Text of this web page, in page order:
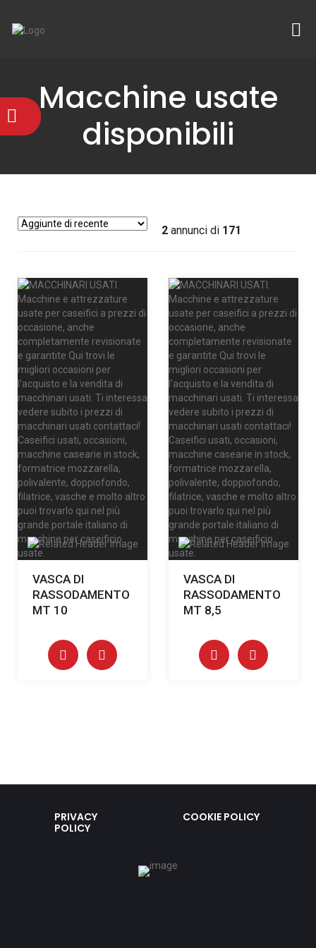
Macchine usate
disponibili
2 annunci di 171
VASCA DI
RASSODAMENTO
MT 10
VASCA DI
RASSODAMENTO
MT 8,5
PRIVACY
POLICY
COOKIE POLICY